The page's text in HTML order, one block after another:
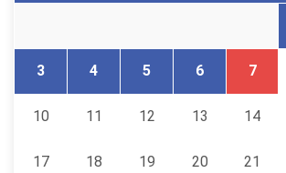
3 4 5 6 7
10 11 12 13 14
17 18 19 20 21